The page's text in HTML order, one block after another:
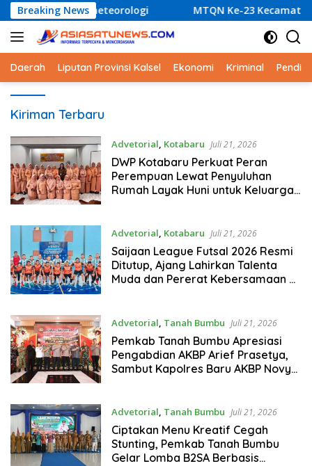
Langsung
ke
konten
Breaking News MTQN Ke-23 Kecamatan Simpang
Daerah Liputan Provinsi Kalsel Ekonomi Kriminal
Asia
News
Kiriman Terbaru
Advetorial, Kotabaru Juli 21, 2026
DWP Kotabaru Perkuat Peran
Perempuan Lewat Penyuluhan
Rumah Layak Huni untuk Keluarga
Advetorial, Kotabaru Juli 21, 2026
Saijaan League Futsal 2026 Resmi
Ditutup, Ajang Lahirkan Talenta
Muda dan Pererat Kebersamaan di
Advetorial, Tanah Bumbu Juli 21, 2026
Pemkab Tanah Bumbu Apresiasi
Pengabdian AKBP Arief Prasetya,
Sambut Kapolres Baru AKBP Novy
Advetorial, Tanah Bumbu Juli 21, 2026
Ciptakan Menu Kreatif Cegah
Stunting, Pemkab Tanah Bumbu
Gelar Lomba B2SA Berbasis